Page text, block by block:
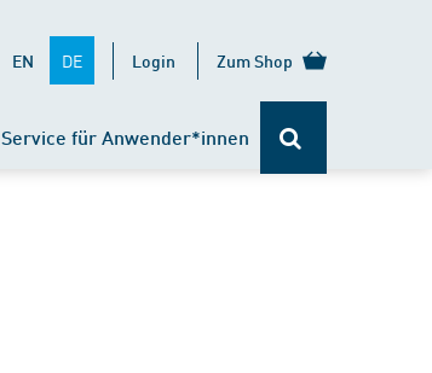
EN DE Login Zum Shop
Service für Anwender*innen